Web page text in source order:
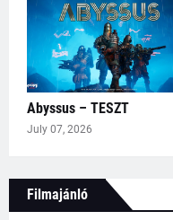
Abyssus – TESZT
July 07, 2026
Filmajánló